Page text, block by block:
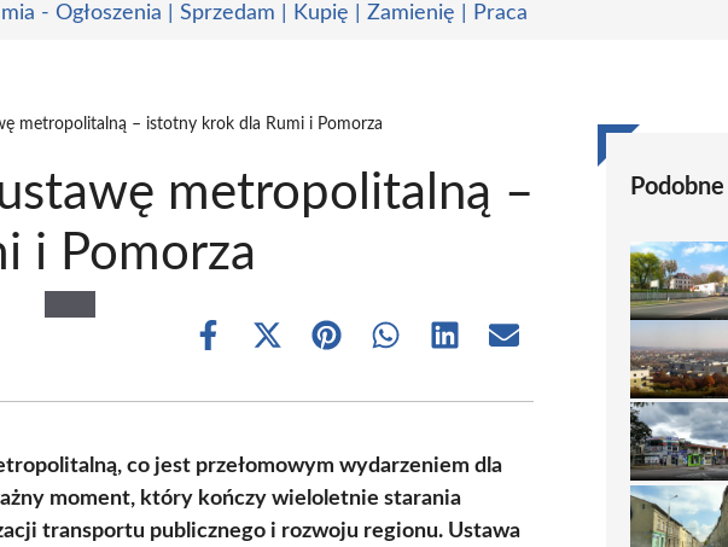
- Ogłoszenia | Sprzedam | Kupię | Zamienię | Praca
metropolitalną – istotny krok dla Rumi i Pomorza
metropolitalną –
i Pomorza
Share
Share
(Twitter)
Share Share Share Share
co jest przełomowym wydarzeniem dla
moment, który kończy wieloletnie starania
transportu publicznego i rozwoju regionu. Ustawa